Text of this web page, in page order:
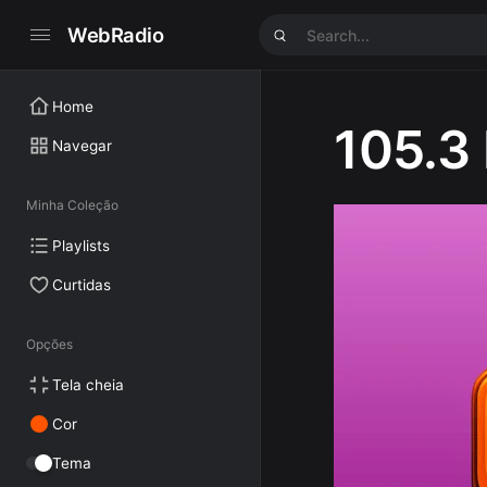
WebRadio
Home
Navegar
Minha Coleção
Playlists
Curtidas
Opções
Tela cheia
Cor
Tema
105.3